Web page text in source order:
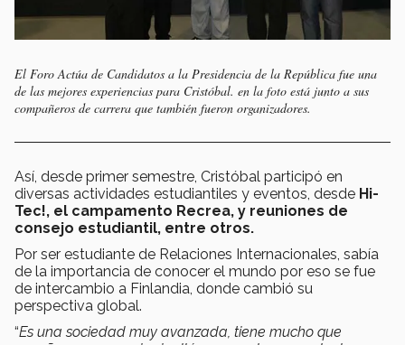
El Foro Actúa de Candidatos a la Presidencia de la República fue una
de las mejores experiencias para Cristóbal. en la foto está junto a sus
compañeros de carrera que también fueron organizadores.
Así, desde primer semestre, Cristóbal participó en
diversas actividades estudiantiles y eventos, desde Hi-
Tec!, el campamento Recrea, y reuniones de
consejo estudiantil, entre otros.
Por ser estudiante de Relaciones Internacionales, sabía
de la importancia de conocer el mundo por eso se fue
de intercambio a Finlandia, donde cambió su
perspectiva global.
“Es una sociedad muy avanzada, tiene mucho que